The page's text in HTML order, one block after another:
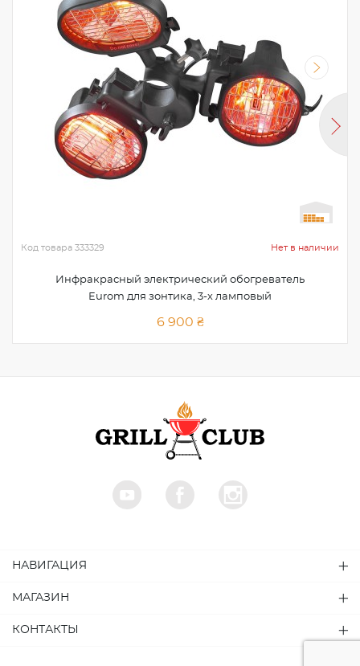
Код товара 333329 Нет в наличии
Инфракрасный электрический обогреватель
Eurom для зонтика, 3-х ламповый
6 900 ₴
НАВИГАЦИЯ
МАГАЗИН
КОНТАКТЫ